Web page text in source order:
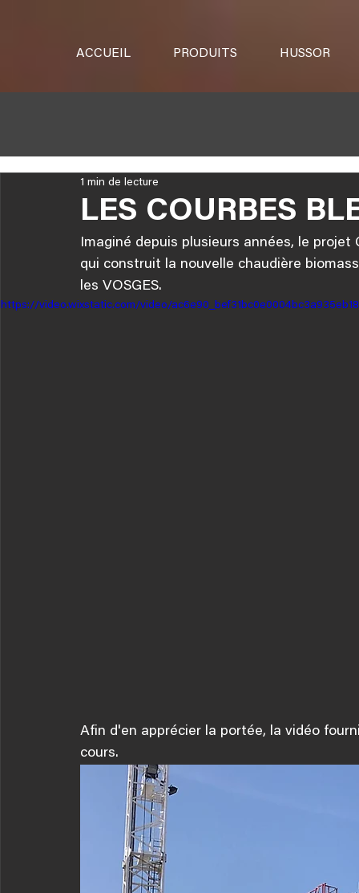
ACCUEIL PRODUITS HUSSOR
LES COURBES
1 min de lecture
Imaginé depuis plusieurs années, le projet
qui construit la nouvelle chaudière
les VOSGES.
https://video.wixstatic.com/video/
Afin d'en apprécier la portée, la vidéo
cours.